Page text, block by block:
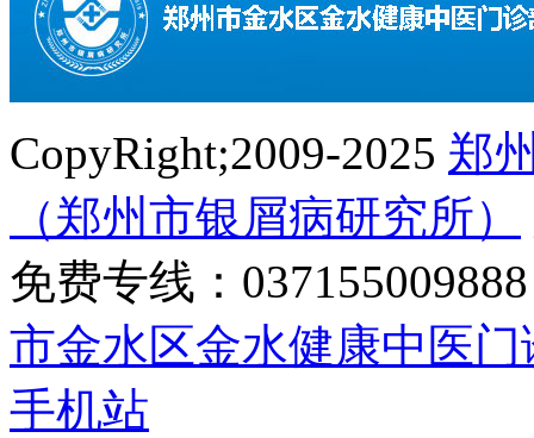
CopyRight;2009-2025 郑
（郑州市银屑病研究所）
免费专线：
市金水区金水健康中医
手机站